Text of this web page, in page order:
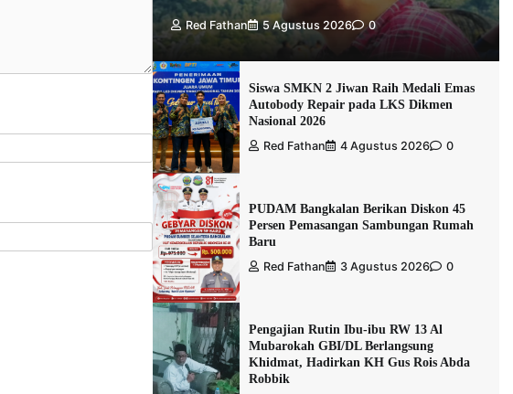
Red Fathan 5 Agustus 2026 0
Siswa SMKN 2 Jiwan Raih Medali Emas
Autobody Repair pada LKS Dikmen
Nasional 2026
Red Fathan 4 Agustus 2026 0
PUDAM Bangkalan Berikan Diskon 45
Persen Pemasangan Sambungan Rumah
Baru
Red Fathan 3 Agustus 2026 0
Pengajian Rutin Ibu-ibu RW 13 Al
Mubarokah GBI/DL Berlangsung
Khidmat, Hadirkan KH Gus Rois Abda
Robbik